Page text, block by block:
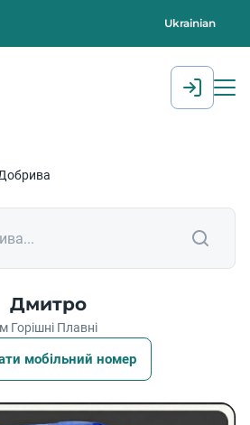
Ukrainian
Дмитро
м Горішні Плавні
мобільний номер